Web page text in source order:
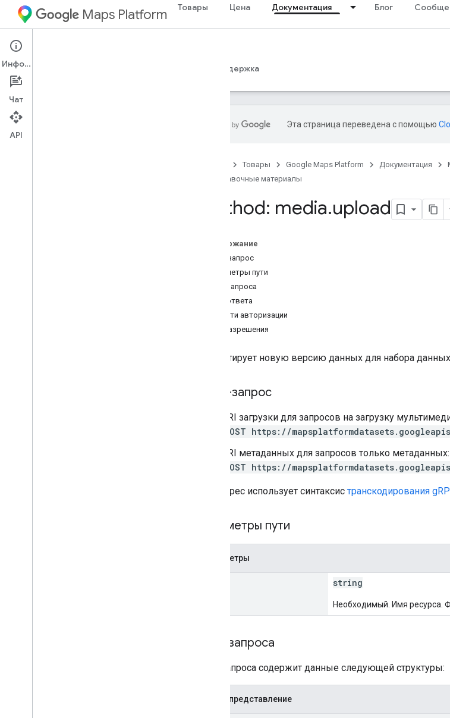
Maps Platform Товары Цена Документация Блог
Maps Datasets API
Руководства
Поддержка
Эта страница переведена с помощью
Товары Google Maps Platform Документация
Справочные материалы
Method: media.upload
Содержание
HTTP-запрос
Параметры пути
Тело запроса
Тело ответа
Области авторизации
IAM-разрешения
Импортирует новую версию данных для набора
HTTP-запрос
URI загрузки для запросов на загрузку
POST https://
URI метаданных для запросов только метаданных:
POST https://
URL-адрес использует синтаксис транскодирования
Параметры пути
Параметры
string
Необходимый. Имя ресурса.
Тело запроса
Тело запроса содержит данные следующей структуры:
JSON-представление
Информация
Чат
API